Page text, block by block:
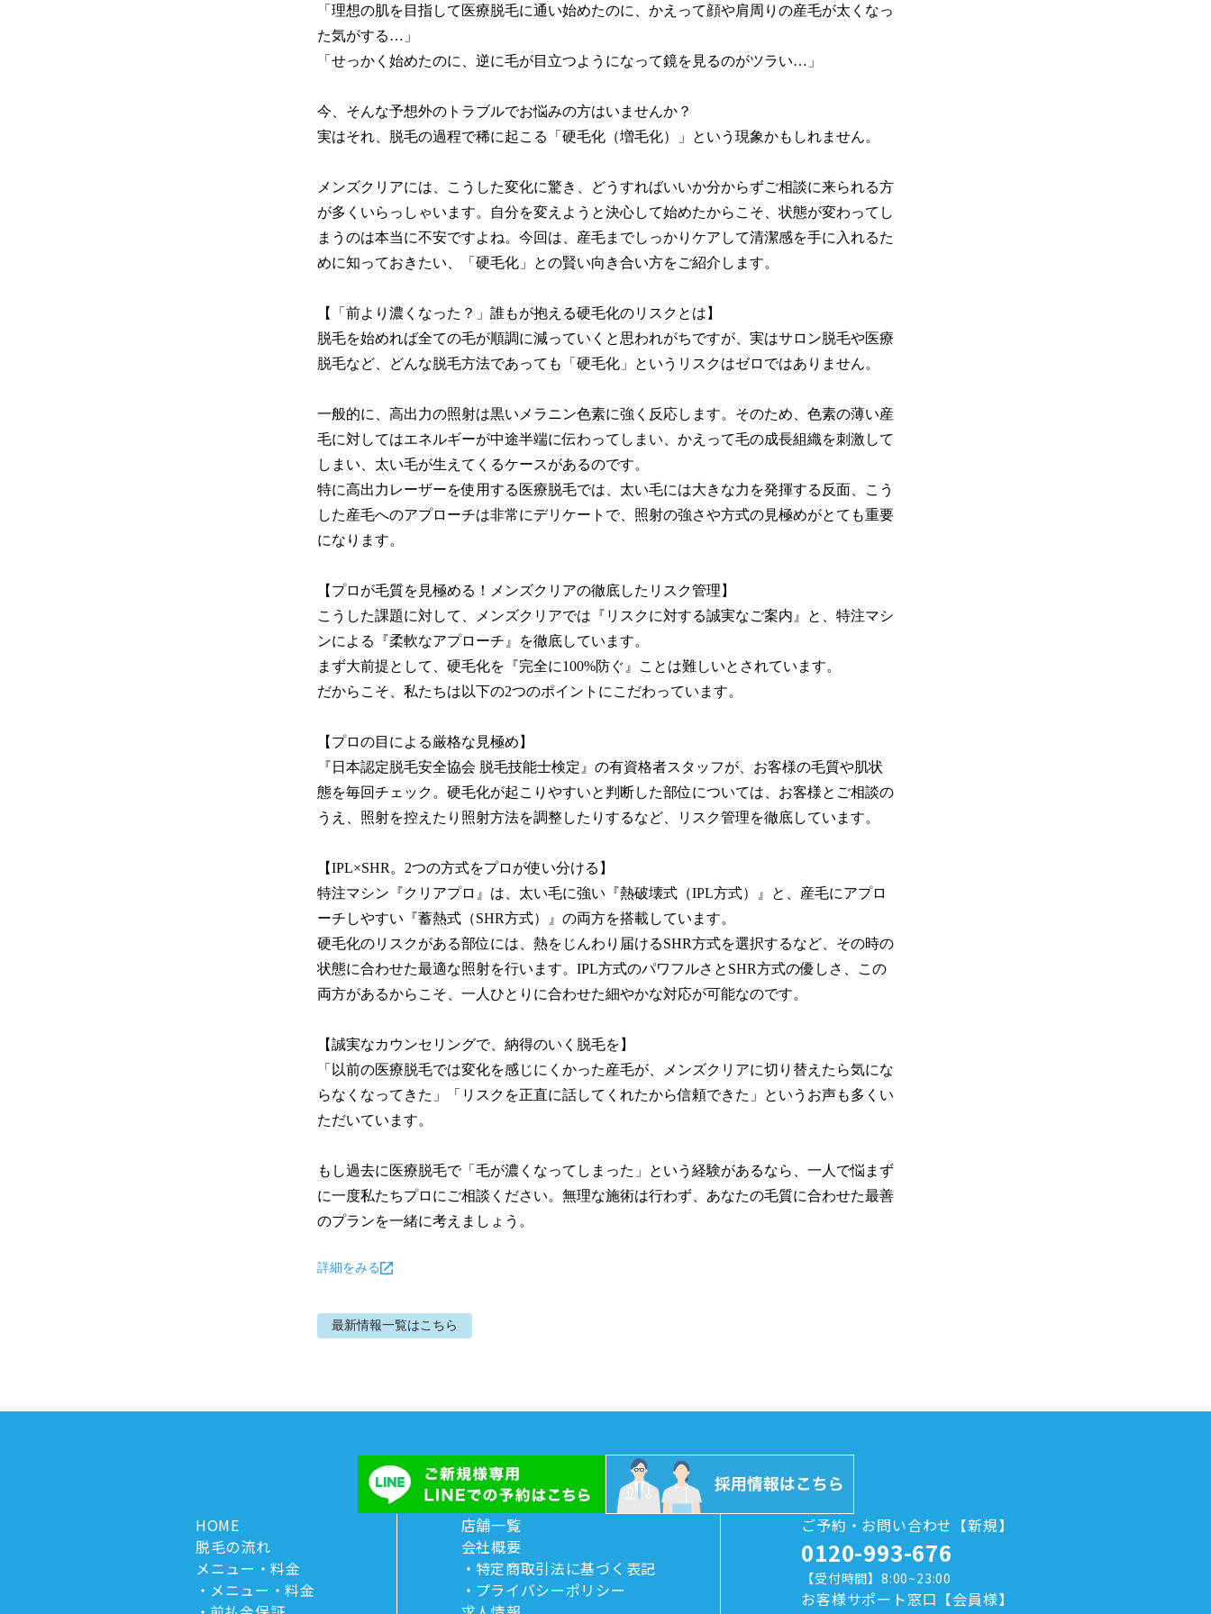
「理想の肌を目指して医療脱毛に通い始めたのに、かえって顔や肩周りの産毛が太くなっ
た気がする…」
「せっかく始めたのに、逆に毛が目立つようになって鏡を見るのがツラい…」
今、そんな予想外のトラブルでお悩みの方はいませんか？
実はそれ、脱毛の過程で稀に起こる「硬毛化（増毛化）」という現象かもしれません。
メンズクリアには、こうした変化に驚き、どうすればいいか分からずご相談に来られる方
が多くいらっしゃいます。自分を変えようと決心して始めたからこそ、状態が変わってし
まうのは本当に不安ですよね。今回は、産毛までしっかりケアして清潔感を手に入れるた
めに知っておきたい、「硬毛化」との賢い向き合い方をご紹介します。
【「前より濃くなった？」誰もが抱える硬毛化のリスクとは】
脱毛を始めれば全ての毛が順調に減っていくと思われがちですが、実はサロン脱毛や医療
脱毛など、どんな脱毛方法であっても「硬毛化」というリスクはゼロではありません。
一般的に、高出力の照射は黒いメラニン色素に強く反応します。そのため、色素の薄い産
毛に対してはエネルギーが中途半端に伝わってしまい、かえって毛の成長組織を刺激して
しまい、太い毛が生えてくるケースがあるのです。
特に高出力レーザーを使用する医療脱毛では、太い毛には大きな力を発揮する反面、こう
した産毛へのアプローチは非常にデリケートで、照射の強さや方式の見極めがとても重要
になります。
【プロが毛質を見極める！メンズクリアの徹底したリスク管理】
こうした課題に対して、メンズクリアでは『リスクに対する誠実なご案内』と、特注マシ
ンによる『柔軟なアプローチ』を徹底しています。
まず大前提として、硬毛化を『完全に100%防ぐ』ことは難しいとされています。
だからこそ、私たちは以下の2つのポイントにこだわっています。
【プロの目による厳格な見極め】
『日本認定脱毛安全協会 脱毛技能士検定』の有資格者スタッフが、お客様の毛質や肌状
態を毎回チェック。硬毛化が起こりやすいと判断した部位については、お客様とご相談の
うえ、照射を控えたり照射方法を調整したりするなど、リスク管理を徹底しています。
【IPL×SHR。2つの方式をプロが使い分ける】
特注マシン『クリアプロ』は、太い毛に強い『熱破壊式（IPL方式）』と、産毛にアプロ
ーチしやすい『蓄熱式（SHR方式）』の両方を搭載しています。
硬毛化のリスクがある部位には、熱をじんわり届けるSHR方式を選択するなど、その時の
状態に合わせた最適な照射を行います。IPL方式のパワフルさとSHR方式の優しさ、この
両方があるからこそ、一人ひとりに合わせた細やかな対応が可能なのです。
【誠実なカウンセリングで、納得のいく脱毛を】
「以前の医療脱毛では変化を感じにくかった産毛が、メンズクリアに切り替えたら気にな
らなくなってきた」「リスクを正直に話してくれたから信頼できた」というお声も多くい
ただいています。
もし過去に医療脱毛で「毛が濃くなってしまった」という経験があるなら、一人で悩まず
に一度私たちプロにご相談ください。無理な施術は行わず、あなたの毛質に合わせた最善
のプランを一緒に考えましょう。
詳細をみる
最新情報一覧はこちら
HOME
脱毛の流れ
メニュー・料金
メニュー・料金
店舗一覧
会社概要
特定商取引法に基づく表記
プライバシーポリシー
ご予約・お問い合わせ【新規】
0120-993-676
【受付時間】8:00~23:00
お客様サポート窓口【会員様】